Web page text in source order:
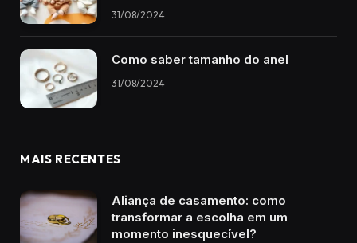
31/08/2024
Como saber tamanho do anel
31/08/2024
MAIS RECENTES
Aliança de casamento: como
transformar a escolha em um
momento inesquecível?